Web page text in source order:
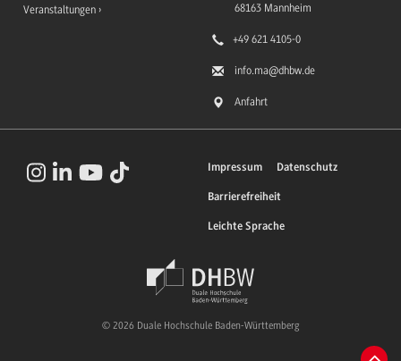
Veranstaltungen
68163 Mannheim
+49 621 4105-0
info.ma@dhbw.de
Anfahrt
Impressum Datenschutz
Barrierefreiheit
Leichte Sprache
© 2026 Duale Hochschule Baden-Württemberg